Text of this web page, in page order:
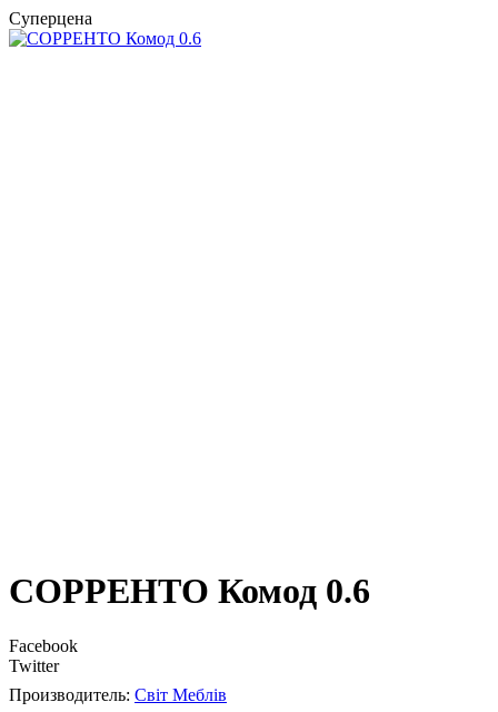
Суперцена
СОРРЕНТО Комод 0.6
Facebook
Twitter
Світ Меблів